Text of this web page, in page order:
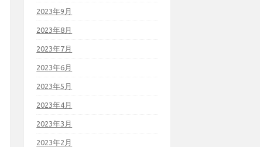
2023年9月
2023年8月
2023年7月
2023年6月
2023年5月
2023年4月
2023年3月
2023年2月